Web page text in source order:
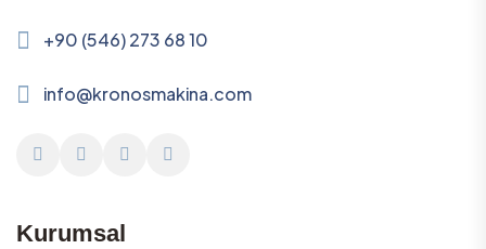
+90 (546) 273 68 10
info@kronosmakina.com
Kurumsal